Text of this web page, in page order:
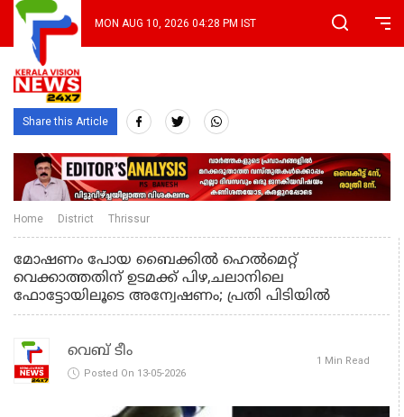
MON AUG 10, 2026 04:28 PM IST
Share this Article
Home District Thrissur
മോഷണം പോയ ബൈക്കിൽ ഹെൽമെറ്റ്
വെക്കാത്തതിന് ഉടമക്ക് പിഴ,ചലാനിലെ
ഫോട്ടോയിലൂടെ അന്വേഷണം; പ്രതി പിടിയിൽ
വെബ് ടീം
Posted On 13-05-2026
1 Min Read